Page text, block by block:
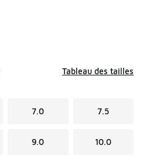
Tableau des tailles
7.0 7.5
9.0 10.0